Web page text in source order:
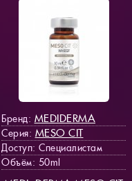
Бренд: MEDIDERMA
Серия: MESO СIT
Доступ: Специалистам
Объём: 50ml